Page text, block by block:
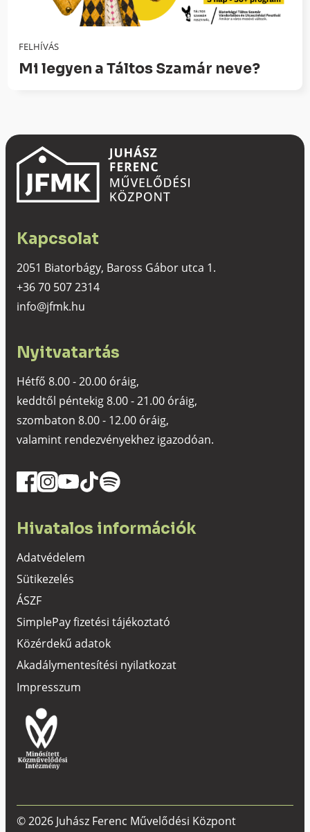
FELHÍVÁS
Mi legyen a Táltos Szamár neve?
Kapcsolat
2051 Biatorbágy, Baross Gábor utca 1.
+36 70 507 2314
info@jfmk.hu
Nyitvatartás
Hétfő 8.00 - 20.00 óráig,
keddtől péntekig 8.00 - 21.00 óráig,
szombaton 8.00 - 12.00 óráig,
valamint rendezvényekhez igazodóan.
Hivatalos információk
Adatvédelem
Sütikezelés
ÁSZF
SimplePay fizetési tájékoztató
Közérdekű adatok
Akadálymentesítési nyilatkozat
Impresszum
© 2026 Juhász Ferenc Művelődési Központ